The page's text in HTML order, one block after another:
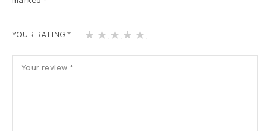
YOUR RATING* 1 2 3 4